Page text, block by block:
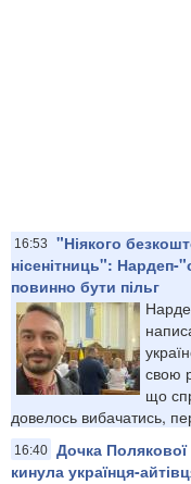
16:53
"Ніякого
нісенітниць": Нардеп-
повинно бути пільг
свою
що
довелось вибачатись,
16:40 Дочка
кинула українця-